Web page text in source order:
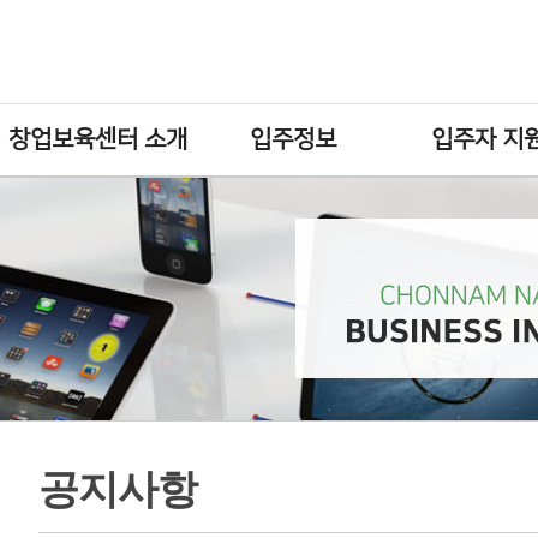
창업보육센터 소개 입주정보 입주자 지
공지사항